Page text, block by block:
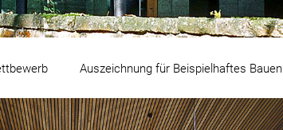
Auszeichnung für Beispielhaftes Bauen